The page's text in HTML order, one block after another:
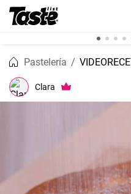
Pastelería
Clara